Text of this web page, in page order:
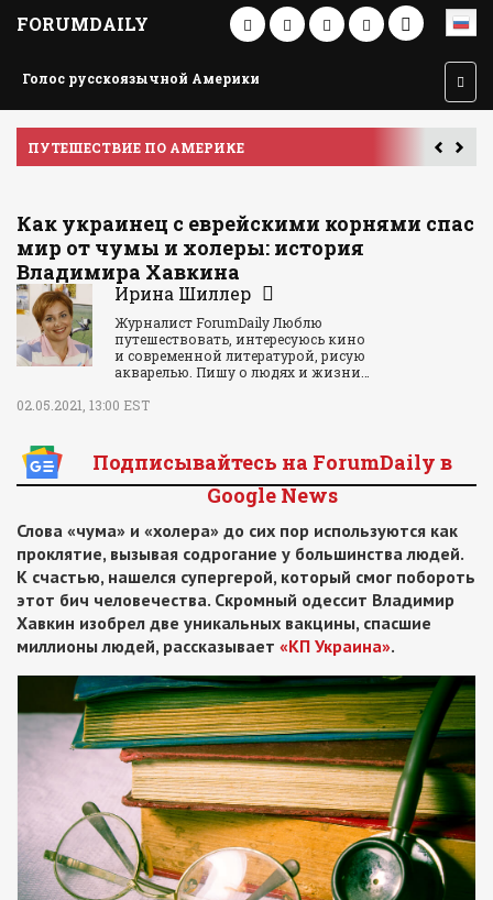
FORUMDAILY
Голос русскоязычной Америки
ПУТЕШЕСТВИЕ ПО АМЕРИКЕ
Как украинец с еврейскими корнями спас
мир от чумы и холеры: история
Владимира Хавкина
Ирина Шиллер
Журналист ForumDaily Люблю
путешествовать, интересуюсь кино
и современной литературой, рисую
акварелью. Пишу о людях и жизни…
02.05.2021, 13:00 EST
Подписывайтесь на ForumDaily в
Google News
Слова «чума» и «холера» до сих пор используются как
проклятие, вызывая содрогание у большинства людей.
К счастью, нашелся супергерой, который смог побороть
этот бич человечества. Скромный одессит Владимир
Хавкин изобрел две уникальных вакцины, спасшие
миллионы людей, рассказывает «КП Украина».